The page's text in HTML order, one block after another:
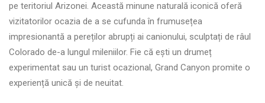
pe teritoriul Arizonei. Această minune naturală iconică oferă
vizitatorilor ocazia de a se cufunda în frumusețea
impresionantă a pereților abrupți ai canionului, sculptați de râul
Colorado de-a lungul mileniilor. Fie că ești un drumeț
experimentat sau un turist ocazional, Grand Canyon promite o
experiență unică și de neuitat.